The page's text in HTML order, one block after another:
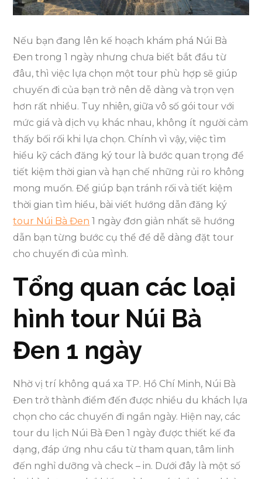
Đơn
Nhất
Nếu bạn đang lên kế hoạch khám phá Núi Bà
Đen trong 1 ngày nhưng chưa biết bắt đầu từ
đâu, thì việc lựa chọn một tour phù hợp sẽ giúp
chuyến đi của bạn trở nên dễ dàng và trọn vẹn
hơn rất nhiều. Tuy nhiên, giữa vô số gói tour với
mức giá và dịch vụ khác nhau, không ít người cảm
thấy bối rối khi lựa chọn. Chính vì vậy, việc tìm
hiểu kỹ cách đăng ký tour là bước quan trọng để
tiết kiệm thời gian và hạn chế những rủi ro không
mong muốn. Để giúp bạn tránh rối và tiết kiệm
thời gian tìm hiểu, bài viết hướng dẫn đăng ký
tour Núi Bà Đen 1 ngày đơn giản nhất sẽ hướng
dẫn bạn từng bước cụ thể để dễ dàng đặt tour
cho chuyến đi của mình.
Tổng quan các loại
hình tour Núi Bà
Đen 1 ngày
Nhờ vị trí không quá xa TP. Hồ Chí Minh, Núi Bà
Đen trở thành điểm đến được nhiều du khách lựa
chọn cho các chuyến đi ngắn ngày. Hiện nay, các
tour du lịch Núi Bà Đen 1 ngày được thiết kế đa
dạng, đáp ứng nhu cầu từ tham quan, tâm linh
đến nghỉ dưỡng và check – in. Dưới đây là một số